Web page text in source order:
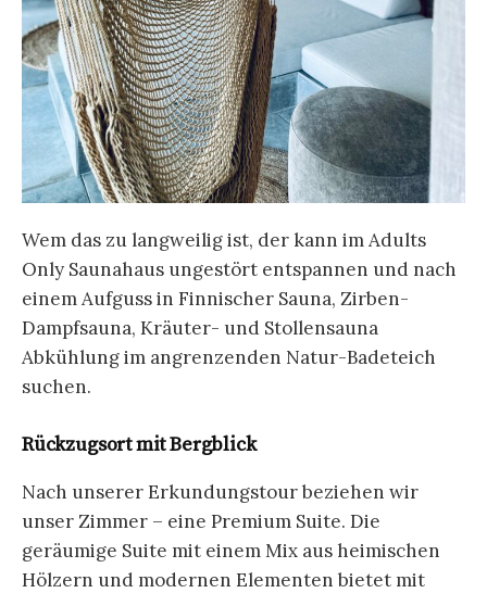
Wem das zu langweilig ist, der kann im Adults
Only Saunahaus ungestört entspannen und nach
einem Aufguss in Finnischer Sauna, Zirben-
Dampfsauna, Kräuter- und Stollensauna
Abkühlung im angrenzenden Natur-Badeteich
suchen.
Rückzugsort mit Bergblick
Nach unserer Erkundungstour beziehen wir
unser Zimmer – eine Premium Suite. Die
geräumige Suite mit einem Mix aus heimischen
Hölzern und modernen Elementen bietet mit